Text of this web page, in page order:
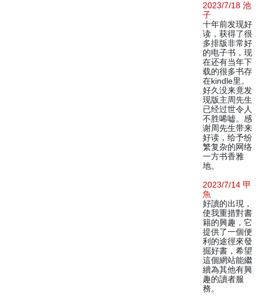
2023/7/18 池
子
十年前发现好
读，获得了很
多排版非常好
的电子书，现
在还有当年下
载的很多书存
在kindle里。
好久没来竟发
现版主周先生
已经过世令人
不胜唏嘘。感
谢周先生带来
好读，给予纷
繁复杂的网络
一方书香雅
地。
2023/7/14 甲
魚
好讀的出現，
使我重措對書
籍的興趣，它
提供了一個便
利的途徑來發
掘好書，希望
這個網站能繼
續為其他有興
趣的讀者服
務。